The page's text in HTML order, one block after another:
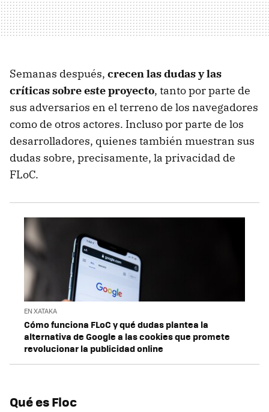
Semanas después, crecen las dudas y las
críticas sobre este proyecto, tanto por parte de
sus adversarios en el terreno de los navegadores
como de otros actores. Incluso por parte de los
desarrolladores, quienes también muestran sus
dudas sobre, precisamente, la privacidad de
FLoC.
EN XATAKA
Cómo funciona FLoC y qué dudas plantea la
alternativa de Google a las cookies que promete
revolucionar la publicidad online
Qué es Floc